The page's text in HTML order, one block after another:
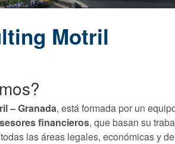
Motril
– Granada, está formada por un
financieros, que basan su
las áreas legales, económicas y